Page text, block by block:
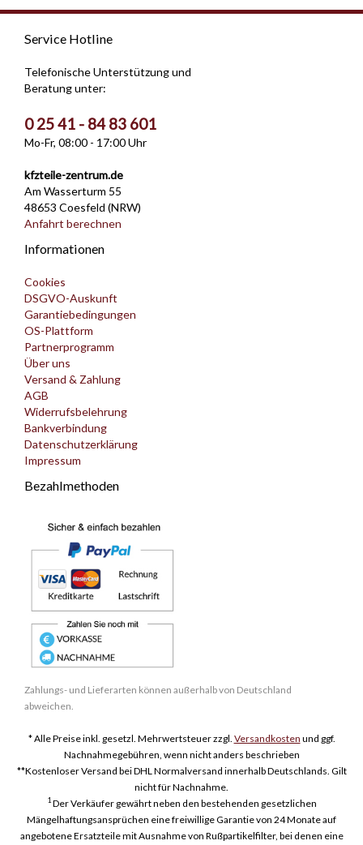
Service Hotline
Telefonische Unterstützung und
Beratung unter:
0 25 41 - 84 83 601
Mo-Fr, 08:00 - 17:00 Uhr
kfzteile-zentrum.de
Am Wasserturm 55
48653 Coesfeld (NRW)
Anfahrt berechnen
Informationen
Cookies
DSGVO-Auskunft
Garantiebedingungen
OS-Plattform
Partnerprogramm
Über uns
Versand & Zahlung
AGB
Widerrufsbelehrung
Bankverbindung
Datenschutzerklärung
Impressum
Bezahlmethoden
Zahlungs- und Lieferarten können außerhalb von Deutschland
abweichen.
* Alle Preise inkl. gesetzl. Mehrwertsteuer zzgl. Versandkosten und ggf.
Nachnahmegebühren, wenn nicht anders beschrieben
**Kostenloser Versand bei DHL Normalversand innerhalb Deutschlands. Gilt
nicht für Nachnahme.
1Der Verkäufer gewährt neben den bestehenden gesetzlichen
Mängelhaftungsansprüchen eine freiwillige Garantie von 24 Monate auf
angebotene Ersatzteile mit Ausnahme von Rußpartikelfilter, bei denen eine